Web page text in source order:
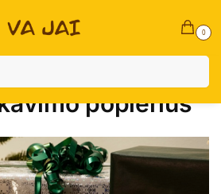
0
popierius